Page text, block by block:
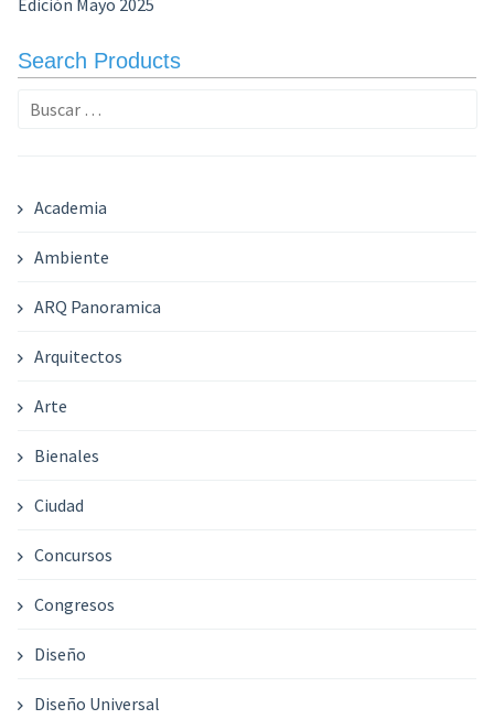
Edición Mayo 2025
Search Products
Buscar:
Academia
Ambiente
ARQ Panoramica
Arquitectos
Arte
Bienales
Ciudad
Concursos
Congresos
Diseño
Diseño Universal